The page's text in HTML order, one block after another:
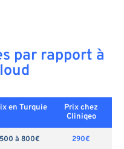
par rapport à
en Turquie
Prix chez
Cliniqeo
500 à 800€
290€